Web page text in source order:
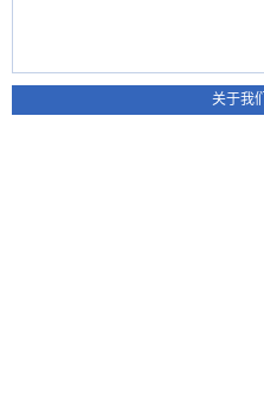
关于我们